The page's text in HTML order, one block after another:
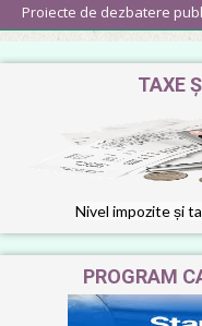
Proiecte de dezbatere
TAXE
Nivel impozite și
PROGRAM